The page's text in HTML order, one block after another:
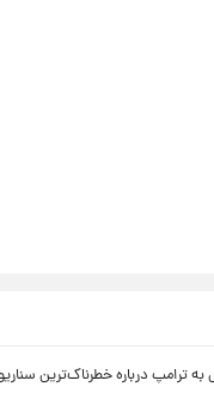
به ترامپ درباره خطرناک‌ترین